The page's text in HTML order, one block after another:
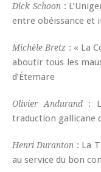
Dick Schoon:
entre obéissance et
Michèle Bretz : « La
aboutir tous les
d’Étemare
Olivier Andurand:
traduction gallicane
Henri Duranton : La
au service du bon